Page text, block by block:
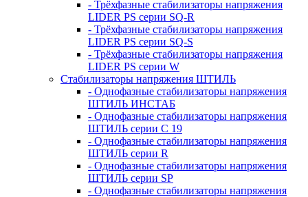
- Трёхфазные стабилизаторы напряжения
LIDER PS серии SQ-R
- Трёхфазные стабилизаторы напряжения
LIDER PS серии SQ-S
- Трёхфазные стабилизаторы напряжения
LIDER PS серии W
Стабилизаторы напряжения ШТИЛЬ
- Однофазные стабилизаторы напряжения
ШТИЛЬ ИНСТАБ
- Однофазные стабилизаторы напряжения
ШТИЛЬ серии C 19
- Однофазные стабилизаторы напряжения
ШТИЛЬ серии R
- Однофазные стабилизаторы напряжения
ШТИЛЬ серии SP
- Однофазные стабилизаторы напряжения